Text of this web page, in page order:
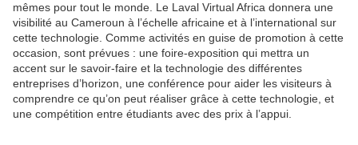
mêmes pour tout le monde. Le Laval Virtual Africa donnera une
visibilité au Cameroun à l’échelle africaine et à l’international sur
cette technologie. Comme activités en guise de promotion à cette
occasion, sont prévues : une foire-exposition qui mettra un
accent sur le savoir-faire et la technologie des différentes
entreprises d’horizon, une conférence pour aider les visiteurs à
comprendre ce qu’on peut réaliser grâce à cette technologie, et
une compétition entre étudiants avec des prix à l’appui.